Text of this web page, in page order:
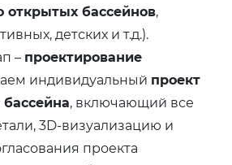
открытых бассейнов,
детских и т.д.).
– проектирование
индивидуальный проект
бассейна, включающий все
3D-визуализацию и
проекта